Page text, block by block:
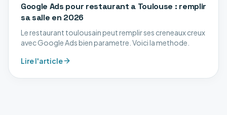
Google Ads pour restaurant a Toulouse : remplir
sa salle en 2026
Le restaurant toulousain peut remplir ses creneaux creux
avec Google Ads bien parametre. Voici la methode.
Lire l'article